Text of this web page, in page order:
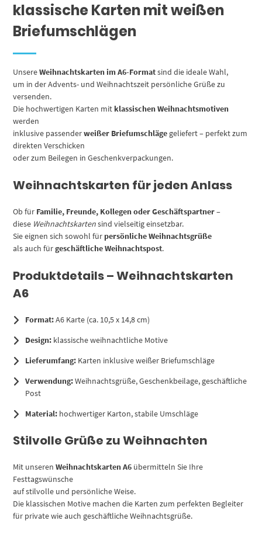
klassische Karten mit weißen
Briefumschlägen
UnsereWeihnachtskarten im A6-Formatsind die ideale Wahl,
um in der Advents- und Weihnachtszeit persönliche Grüße zu
versenden.
Die hochwertigen Karten mit klassischen Weihnachtsmotiven
werden
inklusive passenderweißer Briefumschläge geliefert – perfekt zum
direkten Verschicken
oder zum Beilegen in Geschenkverpackungen.
Weihnachtskarten für jeden Anlass
Ob für Familie, Freunde, Kollegen oder Geschäftspartner–
diese Weihnachtskartensind vielseitig einsetzbar.
Sie eignen sich sowohl für persönliche Weihnachtsgrüße
als auch fürgeschäftliche Weihnachtspost.
Produktdetails – Weihnachtskarten
A6
Format:A6 Karte (ca. 10,5 x 14,8 cm)
Design: klassische weihnachtliche Motive
Lieferumfang: Karten inklusive weißer Briefumschläge
Verwendung:Weihnachtsgrüße, Geschenkbeilage, geschäftliche
Post
Material: hochwertiger Karton, stabile Umschläge
Stilvolle Grüße zu Weihnachten
Mit unserenWeihnachtskarten A6 übermitteln Sie Ihre
Festtagswünsche
auf stilvolle und persönliche Weise.
Die klassischen Motive machen die Karten zum perfekten Begleiter
für private wie auch geschäftliche Weihnachtsgrüße.